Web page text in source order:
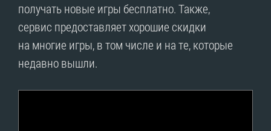
получать новые игры бесплатно. Также,
сервис предоставляет хорошие скидки
на многие игры, в том числе и на те, которые
недавно вышли.